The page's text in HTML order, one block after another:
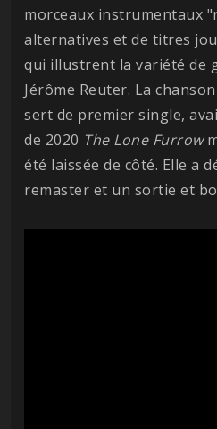
morceaux instrumentaux
alternatives et de titres
qui illustrent la variété de
Jérôme Reuter. La chanson
sert de premier single,
de 2020 The Lone Furrow
été laissée de côté. Elle a
remaster et un sortie et